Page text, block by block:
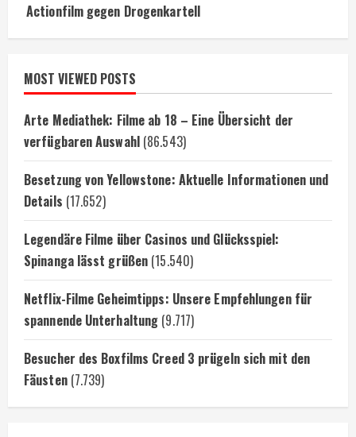
Actionfilm gegen Drogenkartell
MOST VIEWED POSTS
Arte Mediathek: Filme ab 18 – Eine Übersicht der
verfügbaren Auswahl (86.543)
Besetzung von Yellowstone: Aktuelle Informationen und
Details (17.652)
Legendäre Filme über Casinos und Glücksspiel:
Spinanga lässt grüßen (15.540)
Netflix-Filme Geheimtipps: Unsere Empfehlungen für
spannende Unterhaltung (9.717)
Besucher des Boxfilms Creed 3 prügeln sich mit den
Fäusten (7.739)